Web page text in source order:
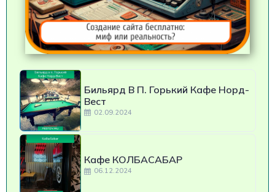
Бильярд В П. Горький Кафе Норд-
Вест
02.09.2024
Кафе КОЛБАСАБАР
06.12.2024